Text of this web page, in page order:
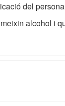
del
alcohol i